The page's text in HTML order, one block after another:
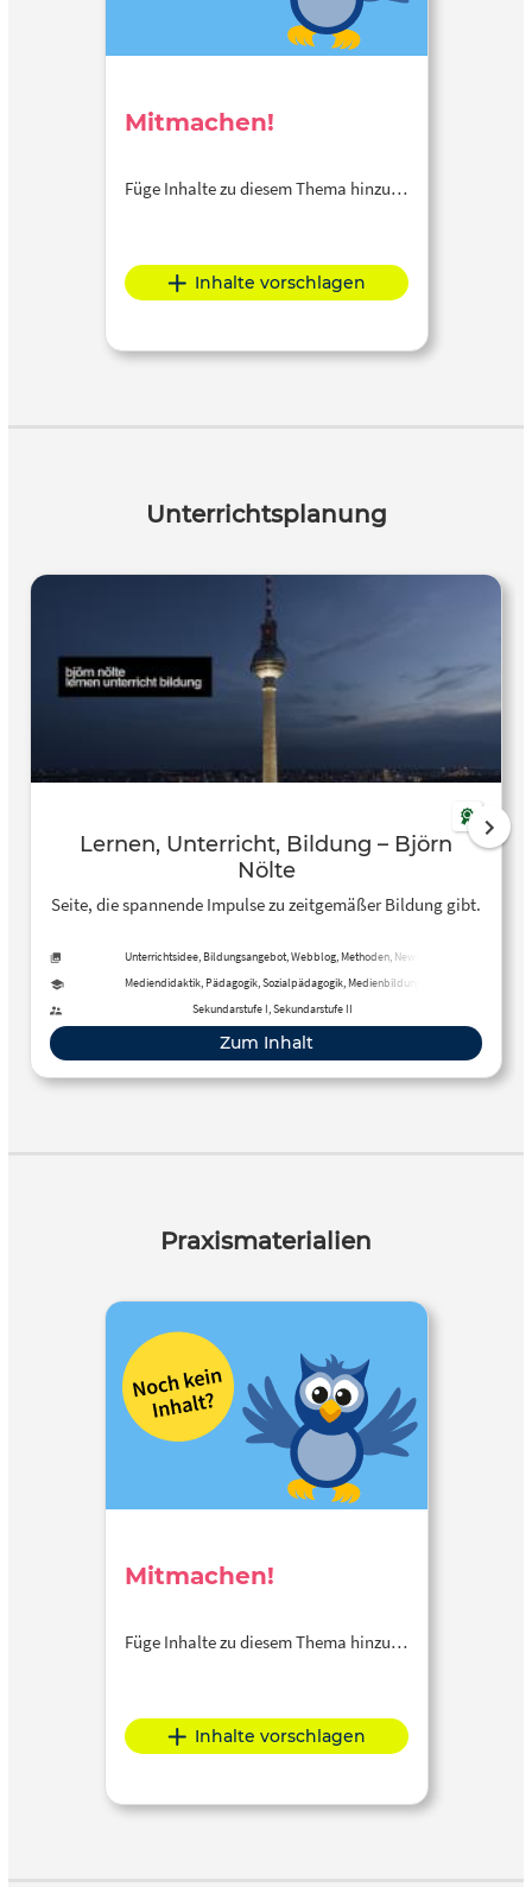
Mitmachen!
Füge Inhalte zu diesem Thema hinzu…
Inhalte vorschlagen
Unterrichtsplanung
Lernen, Unterricht, Bildung – Björn
Nölte
Seite, die spannende Impulse zu zeitgemäßer Bildung gibt.
Unterrichtsidee, Bildungsangebot, Webblog, Methoden, News
Mediendidaktik, Pädagogik, Sozialpädagogik, Medienbildung
Sekundarstufe I, Sekundarstufe II
Zum Inhalt
Praxismaterialien
Mitmachen!
Füge Inhalte zu diesem Thema hinzu…
Inhalte vorschlagen